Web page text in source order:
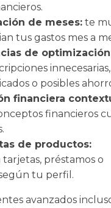
de meses: te
tus gastos mes a
de
innecesarias,
o posibles
financiera
financieros
de productos:
préstamos o
tu perfil.
avanzados